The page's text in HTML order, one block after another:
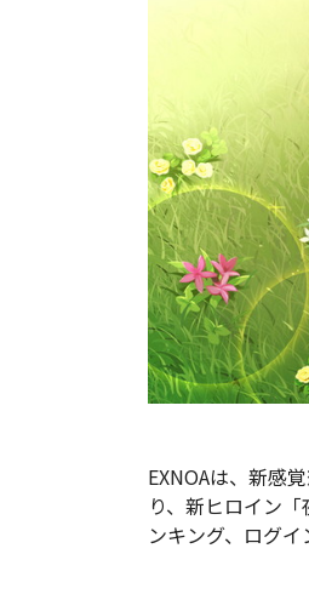
EXNOAは、新感
り、新ヒロイン
ンキング、ログ